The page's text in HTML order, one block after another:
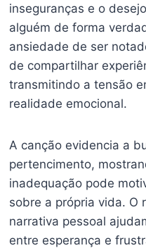
inseguranças e o
alguém de forma
ansiedade de ser
de compartilhar
transmitindo a tensão
realidade emocional.
A canção evidencia a
pertencimento,
inadequação pode
sobre a própria vida. O
narrativa pessoal
entre esperança e